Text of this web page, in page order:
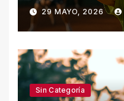
29 MAYO, 2026
Sin Categoría